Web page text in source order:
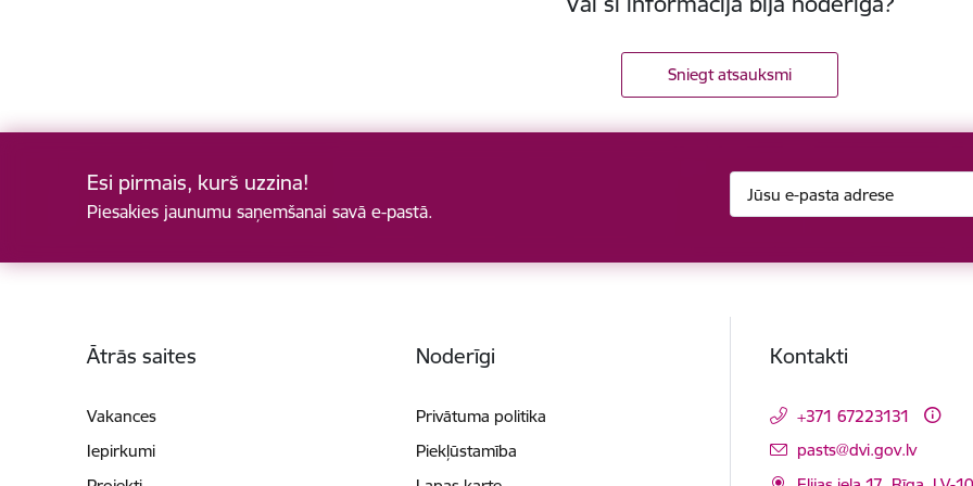
Sniegt atsauksmi
Esi pirmais, kurš uzzina!
Piesakies jaunumu saņemšanai savā e-pastā.
Ātrās saites
Vakances
Iepirkumi
Noderīgi
Privātuma politika
Piekļūstamība
Kontakti
+371 67223131
E-pasts:
pasts@dvi.gov.lv